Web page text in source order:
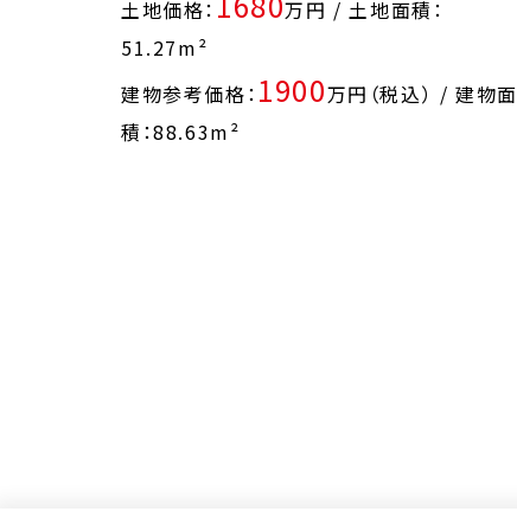
土地価格：
万円 / 土地面積：
51.27m²
建物参考価格： 1900万円（税込） / 建物面
積：88.63m²